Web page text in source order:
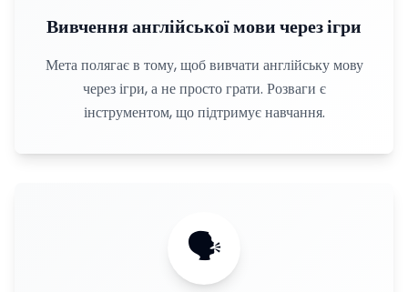
Вивчення англійської мови через ігри
Мета полягає в тому, щоб вивчати англійську мову
через ігри, а не просто грати. Розваги є
інструментом, що підтримує навчання.
🗣